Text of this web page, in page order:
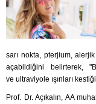
sarı nokta, pterjium,
açabildiğini belirterek,
ve ultraviyole ışınları
Prof. Dr. Açıkalın, AA